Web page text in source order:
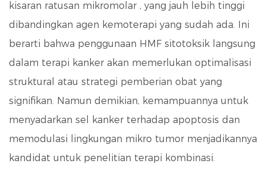
kisaran ratusan mikromolar , yang jauh lebih tinggi
dibandingkan agen kemoterapi yang sudah ada. Ini
berarti bahwa penggunaan HMF sitotoksik langsung
dalam terapi kanker akan memerlukan optimalisasi
struktural atau strategi pemberian obat yang
signifikan. Namun demikian, kemampuannya untuk
menyadarkan sel kanker terhadap apoptosis dan
memodulasi lingkungan mikro tumor menjadikannya
kandidat untuk penelitian terapi kombinasi.